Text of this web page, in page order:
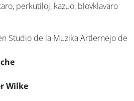
perkutiloj, kazuo, blovklavaro
Studio de la Muzika Artlernejo de
Wilke